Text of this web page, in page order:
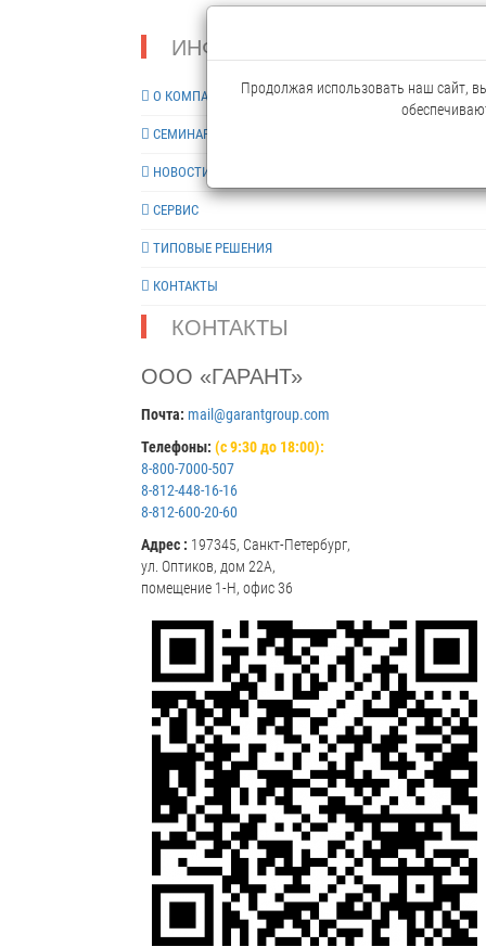
ИНФОРМАЦИЯ
О КОМПАНИИ
СЕМИНАРЫ
НОВОСТИ
СЕРВИС
ТИПОВЫЕ РЕШЕНИЯ
КОНТАКТЫ
КОНТАКТЫ
ООО «ГАРАНТ»
Почта: mail@garantgroup.com
Телефоны: (с 9:30 до 18:00):
8-800-7000-507
8-812-448-16-16
8-812-600-20-60
Адрес : 197345, Санкт-Петербург,
ул. Оптиков, дом 22А,
помещение 1-Н, офис 36
Продолжая использовать наш сайт,